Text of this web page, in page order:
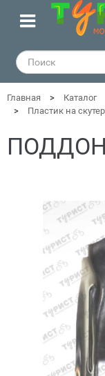
Главная Каталог
Пластик на скутер
ПОДДОН